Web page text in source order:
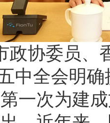
政协委员、
中全会明
一次为建